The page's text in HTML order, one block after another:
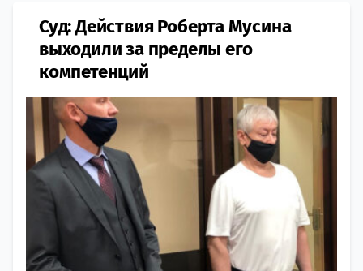
Суд: Действия Роберта Мусина
выходили за пределы его
компетенций